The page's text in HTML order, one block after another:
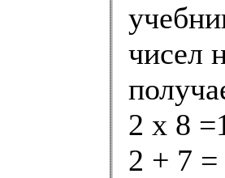
чисел
2 х 8
2 + 7 =